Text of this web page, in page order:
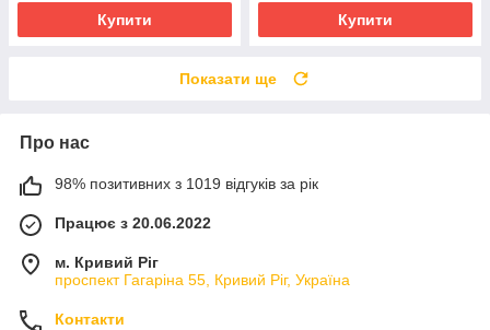
Купити Купити
Показати ще
Про нас
98% позитивних з 1019 відгуків за рік
Працює з 20.06.2022
м. Кривий Ріг
проспект Гагаріна 55, Кривий Ріг, Україна
Контакти